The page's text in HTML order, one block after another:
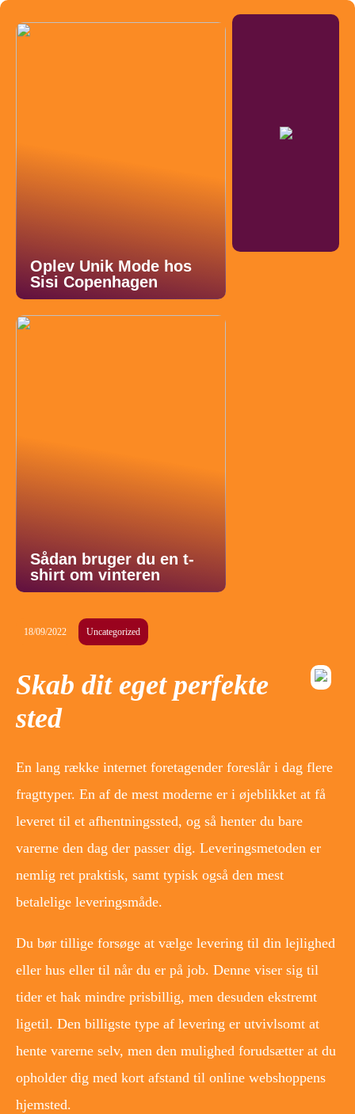
Oplev Unik Mode hos
Sisi Copenhagen
Sådan bruger du en t-
shirt om vinteren
18/09/2022 Uncategorized
Skab dit eget perfekte
sted
En lang række internet foretagender foreslår i dag flere
fragttyper. En af de mest moderne er i øjeblikket at få
leveret til et afhentningssted, og så henter du bare
varerne den dag der passer dig. Leveringsmetoden er
nemlig ret praktisk, samt typisk også den mest
betalelige leveringsmåde.
Du bør tillige forsøge at vælge levering til din lejlighed
eller hus eller til når du er på job. Denne viser sig til
tider et hak mindre prisbillig, men desuden ekstremt
ligetil. Den billigste type af levering er utvivlsomt at
hente varerne selv, men den mulighed forudsætter at du
opholder dig med kort afstand til online webshoppens
hjemsted.